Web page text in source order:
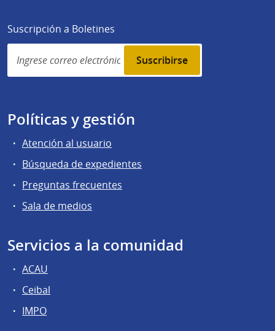
Suscripción a Boletines
Simplenews
subscription
Políticas y gestión
Atención al usuario
Búsqueda de expedientes
Preguntas frecuentes
Sala de medios
Servicios a la comunidad
ACAU
Ceibal
IMPO